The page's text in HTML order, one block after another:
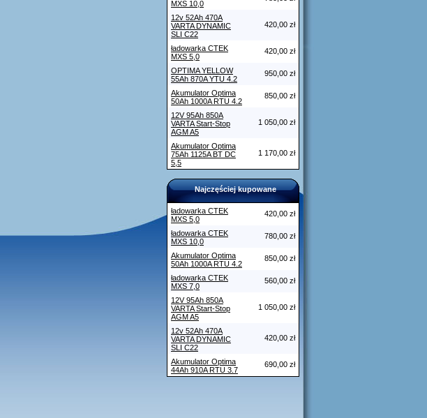
MXS 10,0
12v 52Ah 470A
VARTA DYNAMIC
SLI C22
420,00 zł
ładowarka CTEK
MXS 5,0
420,00 zł
OPTIMA YELLOW
55Ah 870A YTU 4.2
950,00 zł
Akumulator Optima
50Ah 1000A RTU 4.2
850,00 zł
12V 95Ah 850A
VARTA Start-Stop
AGM A5
1 050,00 zł
Akumulator Optima
75Ah 1125A BT DC
5,5
1 170,00 zł
Najczęściej kupowane
ładowarka CTEK
MXS 5,0
420,00 zł
ładowarka CTEK
MXS 10,0
780,00 zł
Akumulator Optima
50Ah 1000A RTU 4.2
850,00 zł
ładowarka CTEK
MXS 7,0
560,00 zł
12V 95Ah 850A
VARTA Start-Stop
AGM A5
1 050,00 zł
12v 52Ah 470A
VARTA DYNAMIC
SLI C22
420,00 zł
Akumulator Optima
44Ah 910A RTU 3.7
690,00 zł